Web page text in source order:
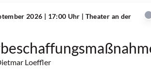
2026 | 17:00 Uhr | Theater an der
Loeffler